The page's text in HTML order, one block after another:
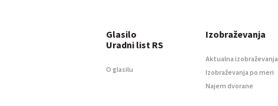
Glasilo
Uradni list RS
O glasilu
Izobraževanja
Aktualna izobraževanja
Izobraževanja po meri
Najem dvorane